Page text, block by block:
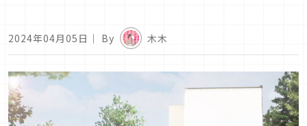
2024年04月05日 ｜ By 木木